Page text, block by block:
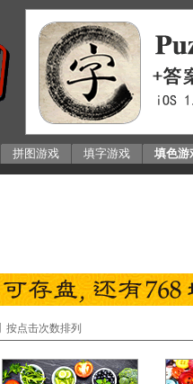
拼图游戏 填字游戏 填色游
按点击次数排列